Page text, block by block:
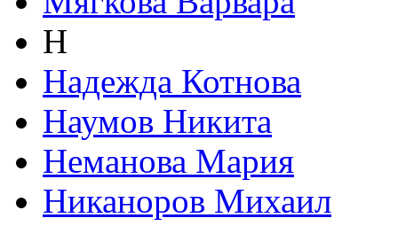
Н
Надежда Котнова
Наумов Никита
Неманова Мария
Никаноров Михаил